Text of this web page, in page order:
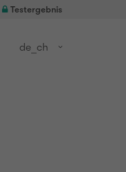
Testergebnis
de_ch